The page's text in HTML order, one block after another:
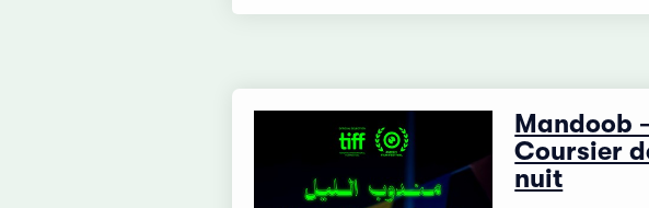
Mandoob
Coursier
nuit